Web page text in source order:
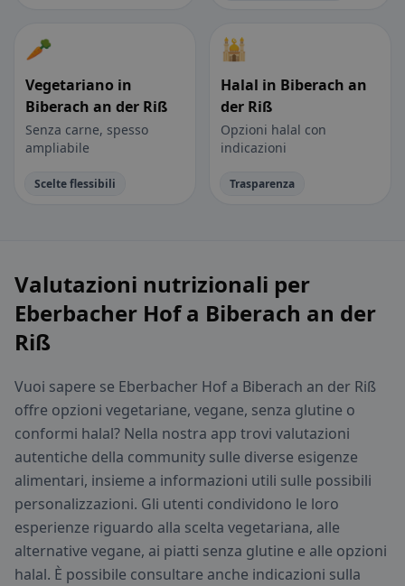
🥕
Vegetariano in
Biberach an der Riß
Senza carne, spesso
ampliabile
Scelte flessibili
🕌
Halal in Biberach an
der Riß
Opzioni halal con
indicazioni
Trasparenza
Valutazioni nutrizionali per
Eberbacher Hof a Biberach an der
Riß
Vuoi sapere se Eberbacher Hof a Biberach an der Riß
offre opzioni vegetariane, vegane, senza glutine o
conformi halal? Nella nostra app trovi valutazioni
autentiche della community sulle diverse esigenze
alimentari, insieme a informazioni utili sulle possibili
personalizzazioni. Gli utenti condividono le loro
esperienze riguardo alla scelta vegetariana, alle
alternative vegane, ai piatti senza glutine e alle opzioni
halal. È possibile consultare anche indicazioni sulla